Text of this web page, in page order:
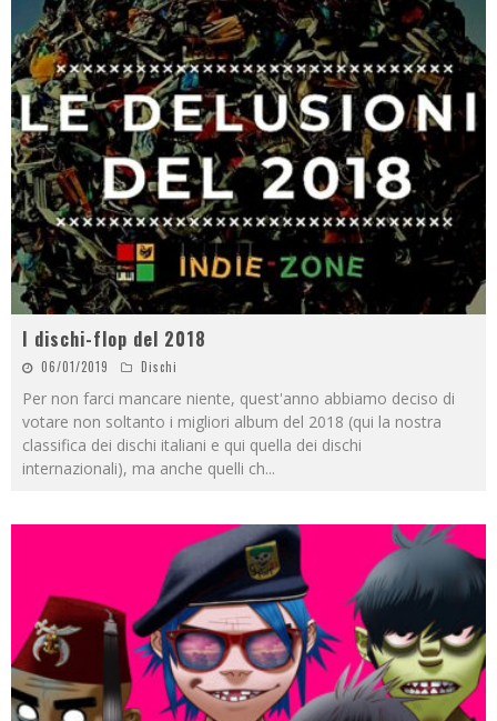
I dischi-flop del 2018
06/01/2019 Dischi
Per non farci mancare niente, quest'anno abbiamo deciso di
votare non soltanto i migliori album del 2018 (qui la nostra
classifica dei dischi italiani e qui quella dei dischi
internazionali), ma anche quelli ch...